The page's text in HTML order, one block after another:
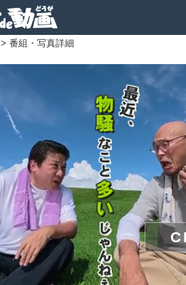
> 番組・写真詳細